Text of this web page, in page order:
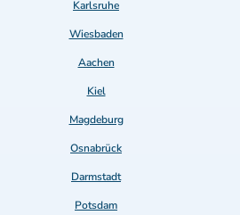
Karlsruhe
Wiesbaden
Aachen
Kiel
Magdeburg
Osnabrück
Darmstadt
Potsdam